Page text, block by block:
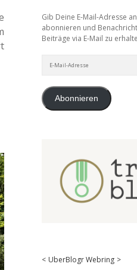
Gib Deine E-Mail-Adresse
abonnieren und
Beiträge via E-Mail zu
Mail-
Abonnieren
< UberBlogr Webring >